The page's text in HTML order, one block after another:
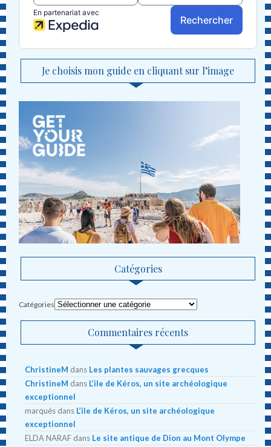
Je choisis mon guide en cliquant sur l’image
Catégories
Catégories
Commentaires récents
ChristineM dans Les plantes sauvages grecques
ChristineM dans L’ile de Kéros, un site archéologique
exceptionnel
marqués dans L’ile de Kéros, un site archéologique
exceptionnel
ELDA NARAF dans Le site antique de Dion au Mont Olympe